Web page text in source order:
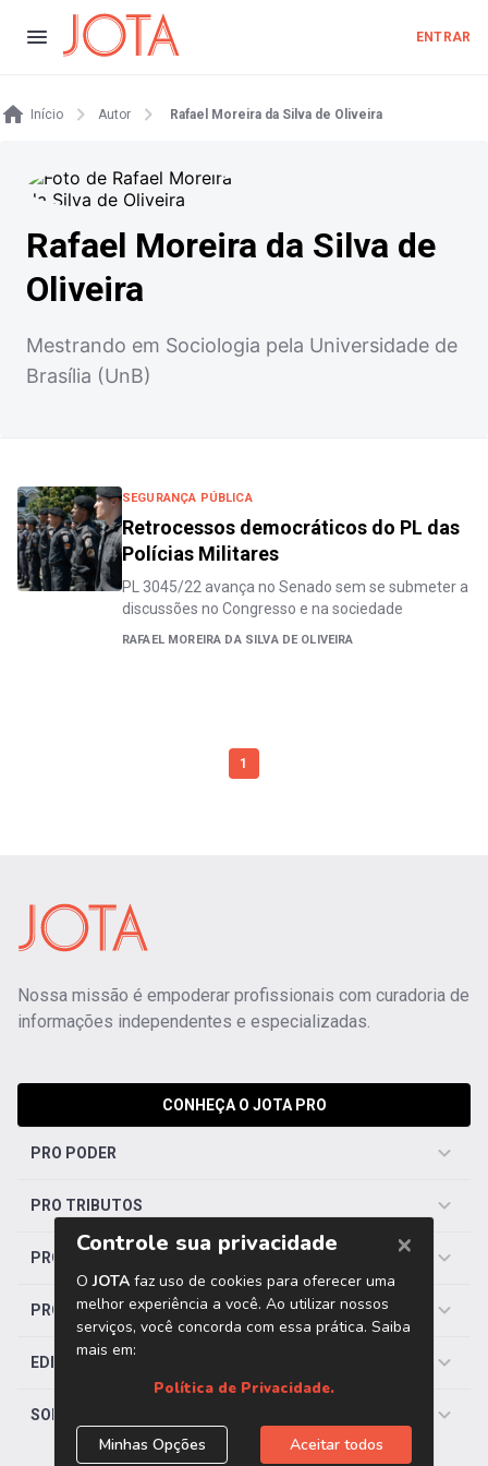
ENTRAR
Início Autor Rafael Moreira da Silva de Oliveira
Rafael Moreira da Silva de
Oliveira
Mestrando em Sociologia pela Universidade de
Brasília (UnB)
SEGURANÇA PÚBLICA
Retrocessos democráticos do PL das
Polícias Militares
PL 3045/22 avança no Senado sem se submeter a
discussões no Congresso e na sociedade
RAFAEL MOREIRA DA SILVA DE OLIVEIRA
1
Nossa missão é empoderar profissionais com curadoria de
informações independentes e especializadas.
CONHEÇA O JOTA PRO
PRO PODER
PRO TRIBUTOS
PRO TRABALHISTA
PRO SAÚDE
EDITORIAS
SOBRE O JOTA